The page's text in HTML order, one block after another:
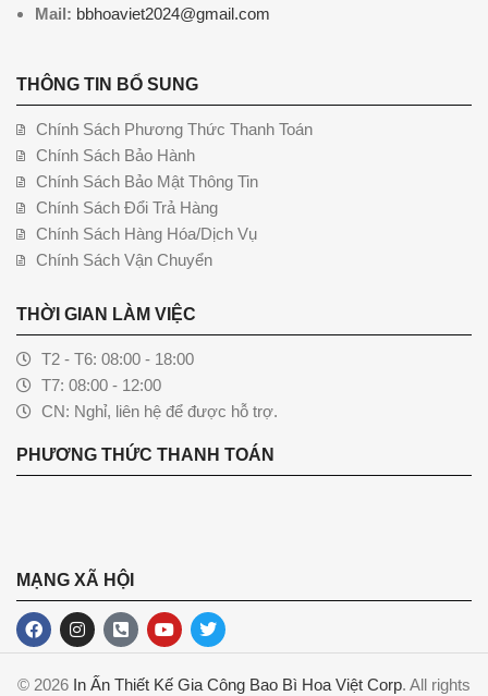
Mail: bbhoaviet2024@gmail.com
THÔNG TIN BỔ SUNG
Chính Sách Phương Thức Thanh Toán
Chính Sách Bảo Hành
Chính Sách Bảo Mật Thông Tin
Chính Sách Đổi Trả Hàng
Chính Sách Hàng Hóa/Dịch Vụ
Chính Sách Vận Chuyển
THỜI GIAN LÀM VIỆC
T2 - T6: 08:00 - 18:00
T7: 08:00 - 12:00
CN: Nghỉ, liên hệ để được hỗ trợ.
PHƯƠNG THỨC THANH TOÁN
MẠNG XÃ HỘI
© 2026 In Ấn Thiết Kế Gia Công Bao Bì Hoa Việt Corp. All rights